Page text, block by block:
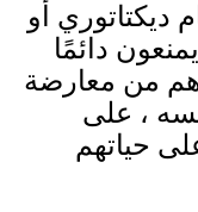
ديكتاتوري أو
دائمًا
من معارضة
، على
حياتهم